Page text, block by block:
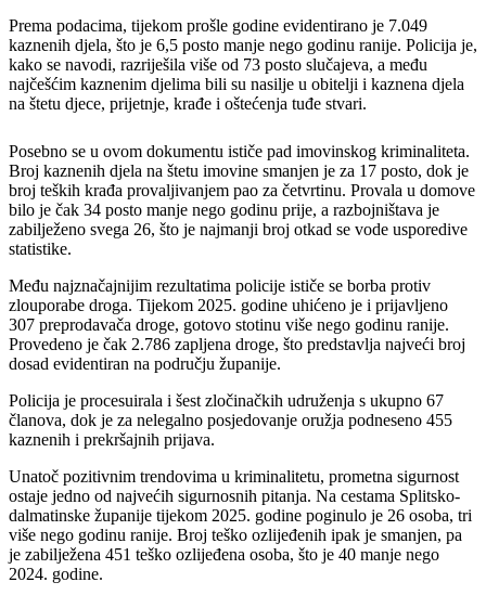
Prema podacima, tijekom prošle godine evidentirano je 7.049
kaznenih djela, što je 6,5 posto manje nego godinu ranije. Policija je,
kako se navodi, razriješila više od 73 posto slučajeva, a među
najčešćim kaznenim djelima bili su nasilje u obitelji i kaznena djela
na štetu djece, prijetnje, krađe i oštećenja tuđe stvari.
Posebno se u ovom dokumentu ističe pad imovinskog kriminaliteta.
Broj kaznenih djela na štetu imovine smanjen je za 17 posto, dok je
broj teških krađa provaljivanjem pao za četvrtinu. Provala u domove
bilo je čak 34 posto manje nego godinu prije, a razbojništava je
zabilježeno svega 26, što je najmanji broj otkad se vode usporedive
statistike.
Među najznačajnijim rezultatima policije ističe se borba protiv
zlouporabe droga. Tijekom 2025. godine uhićeno je i prijavljeno
307 preprodavača droge, gotovo stotinu više nego godinu ranije.
Provedeno je čak 2.786 zapljena droge, što predstavlja najveći broj
dosad evidentiran na području županije.
Policija je procesuirala i šest zločinačkih udruženja s ukupno 67
članova, dok je za nelegalno posjedovanje oružja podneseno 455
kaznenih i prekršajnih prijava.
Unatoč pozitivnim trendovima u kriminalitetu, prometna sigurnost
ostaje jedno od najvećih sigurnosnih pitanja. Na cestama Splitsko-
dalmatinske županije tijekom 2025. godine poginulo je 26 osoba, tri
više nego godinu ranije. Broj teško ozlijeđenih ipak je smanjen, pa
je zabilježena 451 teško ozlijeđena osoba, što je 40 manje nego
2024. godine.